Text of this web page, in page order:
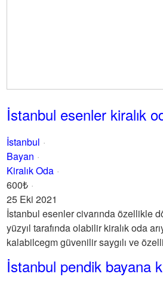
İstanbul esenler kiralık
İstanbul
Bayan
Kiralık Oda
600₺
25 Eki 2021
İstanbul esenler civarında özellikle
yüzyıl tarafında olabilir kiralık oda
kalabilcegm güvenilir saygılı ve
İstanbul pendik bayana